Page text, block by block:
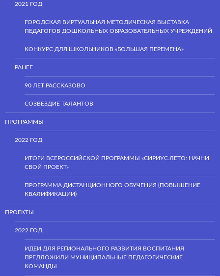
2021 ГОД
ГОРОДСКАЯ ВИРТУАЛЬНАЯ МЕТОДИЧЕСКАЯ ВЫСТАВКА
ПЕДАГОГОВ ДОШКОЛЬНЫХ ОБРАЗОВАТЕЛЬНЫХ УЧРЕЖДЕНИЙ
КОНКУРС ДЛЯ ШКОЛЬНИКОВ «БОЛЬШАЯ ПЕРЕМЕНА»
РАНЕЕ
90 ЛЕТ РАССКАЗОВО
СОЗВЕЗДИЕ ТАЛАНТОВ
ПРОГРАММЫ
2022 ГОД
ИТОГИ ВСЕРОССИЙСКОЙ ПРОГРАММЫ «СИРИУС.ЛЕТО: НАЧНИ
СВОЙ ПРОЕКТ»
ПРОГРАММА ДИСТАНЦИОННОГО ОБУЧЕНИЯ (ПОВЫШЕНИЕ
КВАЛИФИКАЦИИ)
ПРОЕКТЫ
2022 ГОД
ИДЕИ ДЛЯ РЕГИОНАЛЬНОГО РАЗВИТИЯ ВОСПИТАНИЯ
ПРЕДЛОЖИЛИ МУНИЦИПАЛЬНЫЕ ПЕДАГОГИЧЕСКИЕ
КОМАНДЫ